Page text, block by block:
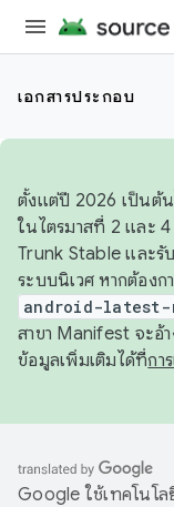
เอกสารประกอบ
ตั้งแต่ปี 2026 เป็นต้น
ในไตรมาสที่ 2 และ
Trunk Stable และรั
ระบบนิเวศ หากต้องก
android-latest-
สาขา Manifest จะอ้
ข้อมูลเพิ่มเติมได้ที่กา
Google ใช้เทคโนโ